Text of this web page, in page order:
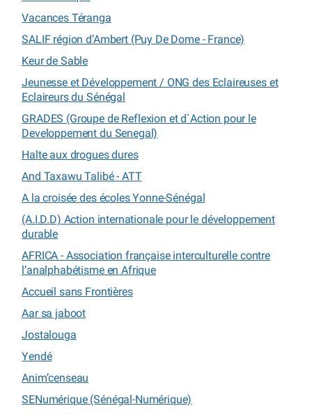
Vacances Téranga
SALIF région d’Ambert (Puy De Dome - France)
Keur de Sable
Jeunesse et Développement / ONG des Eclaireuses et
Eclaireurs du Sénégal
GRADES (Groupe de Reflexion et d`Action pour le
Developpement du Senegal)
Halte aux drogues dures
And Taxawu Talibé - ATT
A la croisée des écoles Yonne-Sénégal
(A.I.D.D) Action internationale pour le développement
durable
AFRICA - Association française interculturelle contre
l’analphabétisme en Afrique
Accueil sans Frontières
Aar sa jaboot
Jostalouga
Yendé
Anim’censeau
SENumérique (Sénégal-Numérique)